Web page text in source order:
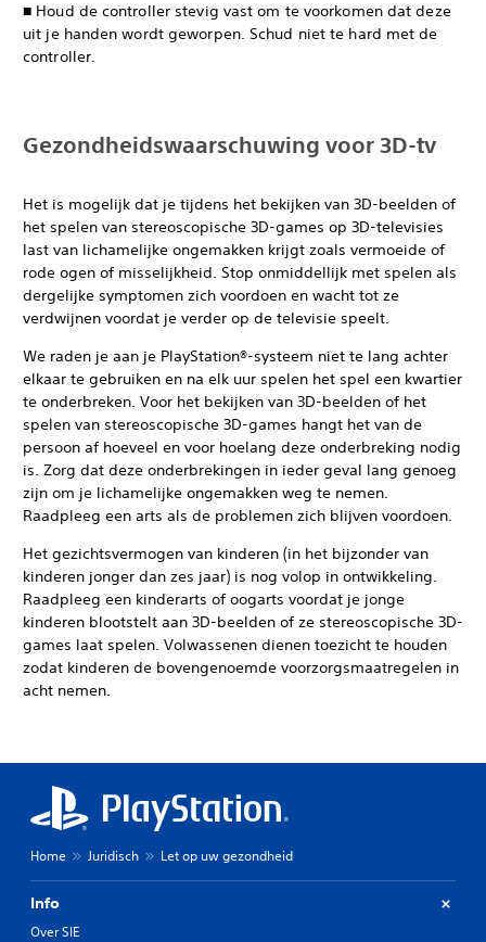
■ Houd de controller stevig vast om te voorkomen dat deze
uit je handen wordt geworpen. Schud niet te hard met de
controller.
Gezondheidswaarschuwing voor 3D-tv
Het is mogelijk dat je tijdens het bekijken van 3D-beelden of
het spelen van stereoscopische 3D-games op 3D-televisies
last van lichamelijke ongemakken krijgt zoals vermoeide of
rode ogen of misselijkheid. Stop onmiddellijk met spelen als
dergelijke symptomen zich voordoen en wacht tot ze
verdwijnen voordat je verder op de televisie speelt.
We raden je aan je PlayStation®-systeem niet te lang achter
elkaar te gebruiken en na elk uur spelen het spel een kwartier
te onderbreken. Voor het bekijken van 3D-beelden of het
spelen van stereoscopische 3D-games hangt het van de
persoon af hoeveel en voor hoelang deze onderbreking nodig
is. Zorg dat deze onderbrekingen in ieder geval lang genoeg
zijn om je lichamelijke ongemakken weg te nemen.
Raadpleeg een arts als de problemen zich blijven voordoen.
Het gezichtsvermogen van kinderen (in het bijzonder van
kinderen jonger dan zes jaar) is nog volop in ontwikkeling.
Raadpleeg een kinderarts of oogarts voordat je jonge
kinderen blootstelt aan 3D-beelden of ze stereoscopische 3D-
games laat spelen. Volwassenen dienen toezicht te houden
zodat kinderen de bovengenoemde voorzorgsmaatregelen in
acht nemen.
Home Juridisch Let op uw gezondheid
Info
Over SIE